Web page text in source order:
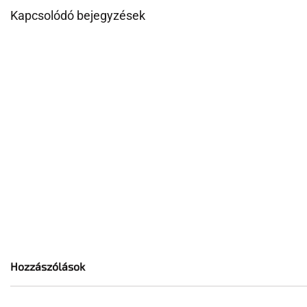
Kapcsolódó bejegyzések
Hozzászólások